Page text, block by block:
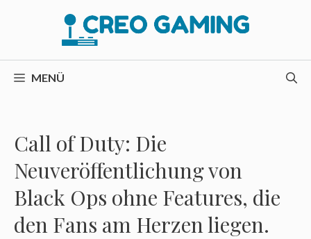
MENÜ
Call of Duty: Die
Neuveröffentlichung von
Black Ops ohne Features, die
den Fans am Herzen liegen.